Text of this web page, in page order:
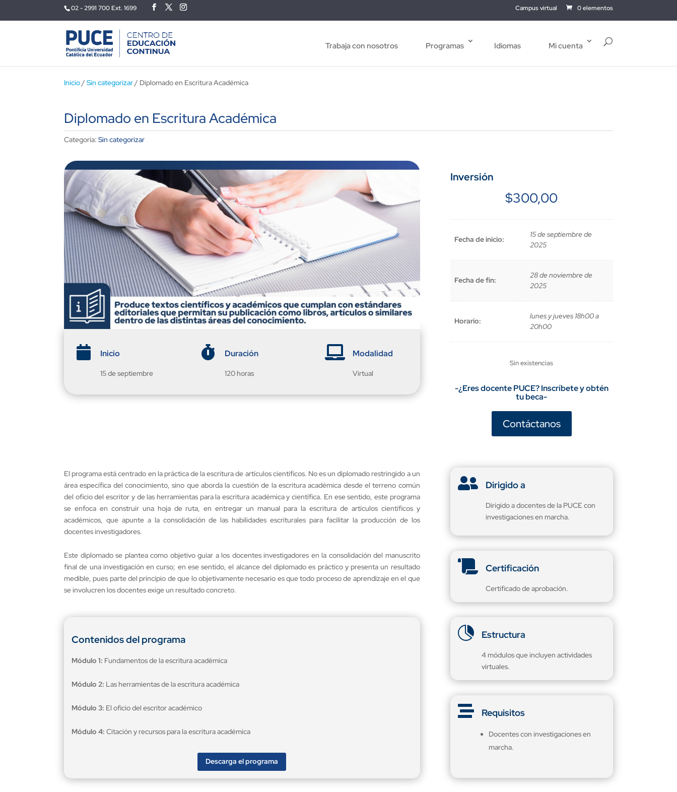
02 - 2991 700 Ext. 1699 Campus virtual 0 elementos
Trabaja con nosotros Programas Idiomas Mi cuenta
Inicio/ Sin categorizar/ Diplomado en Escritura Académica
Diplomado en Escritura Académica
Categoría: Sin categorizar
 Inicio
15 de septiembre
 Duración
120 horas
 Modalidad
Virtual
Inversión
$300,00
Fecha de inicio:
15 de septiembre de
2025
Fecha de fin:
28 de noviembre de
2025
Horario:
lunes y jueves 18h00 a
20h00
Sin existencias
-¿Eres docente PUCE? Inscríbete y obtén
tu beca-
Contáctanos
El programa está centrado en la práctica de la escritura de artículos científicos. No es un diplomado restringido a un
área específica del conocimiento, sino que aborda la cuestión de la escritura académica desde el terreno común
del oficio del escritor y de las herramientas para la escritura académica y científica. En ese sentido, este programa
se enfoca en construir una hoja de ruta, en entregar un manual para la escritura de artículos científicos y
académicos, que apunte a la consolidación de las habilidades escriturales para facilitar la producción de los
docentes investigadores.
Este diplomado se plantea como objetivo guiar a los docentes investigadores en la consolidación del manuscrito
final de una investigación en curso; en ese sentido, el alcance del diplomado es práctico y presenta un resultado
medible, pues parte del principio de que lo objetivamente necesario es que todo proceso de aprendizaje en el que
se involucren los docentes exige un resultado concreto.
Contenidos del programa
Módulo 1: Fundamentos de la escritura académica
Módulo 2: Las herramientas de la escritura académica
Módulo 3: El oficio del escritor académico
Módulo 4: Citación y recursos para la escritura académica
Descarga el programa
 Dirigido a
Dirigido a docentes de la PUCE con
investigaciones en marcha.
 Certificación
Certificado de aprobación.
 Estructura
4 módulos que incluyen actividades
virtuales.
 Requisitos
Docentes con investigaciones en
marcha.